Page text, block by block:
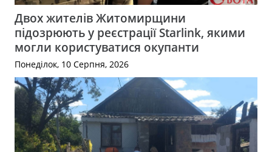
Двох жителів Житомирщини
підозрюють у реєстрації Starlink, якими
могли користуватися окупанти
Понеділок, 10 Серпня, 2026